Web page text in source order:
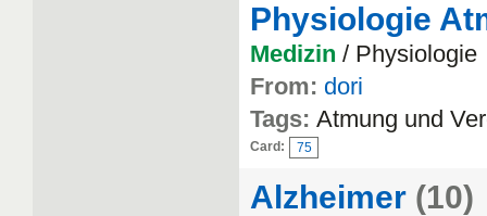
Physiologie
Medizin / Physiologie
From: dori
Tags: Atmung und
Card: 75
Alzheimer (10)